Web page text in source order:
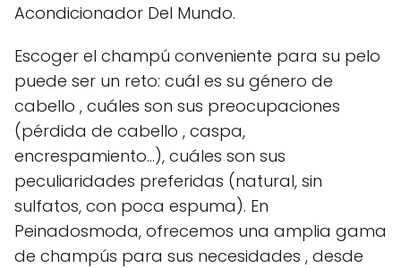
Acondicionador Del Mundo.
Escoger el champú conveniente para su pelo
puede ser un reto: cuál es su género de
cabello , cuáles son sus preocupaciones
(pérdida de cabello , caspa,
encrespamiento...), cuáles son sus
peculiaridades preferidas (natural, sin
sulfatos, con poca espuma). En
Peinadosmoda, ofrecemos una amplia gama
de champús para sus necesidades , desde